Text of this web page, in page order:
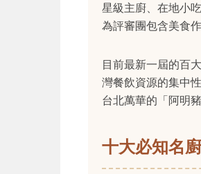
星級主廚、在地小
為評審團包含美食
目前最新一屆的百
灣餐飲資源的集中
台北萬華的「阿明
十大必知名